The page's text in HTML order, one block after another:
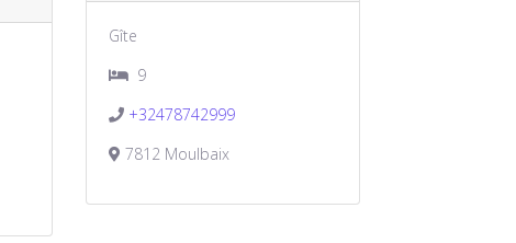
Gîte
9
+32478742999
7812 Moulbaix